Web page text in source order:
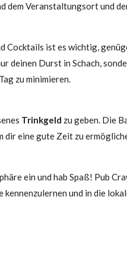
dem Veranstaltungsort und
Cocktails ist es wichtig,
deinen Durst in Schach,
zu minimieren.
Trinkgeld zu geben. Die
dir eine gute Zeit zu
ein und hab Spaß! Pub
kennenzulernen und in die